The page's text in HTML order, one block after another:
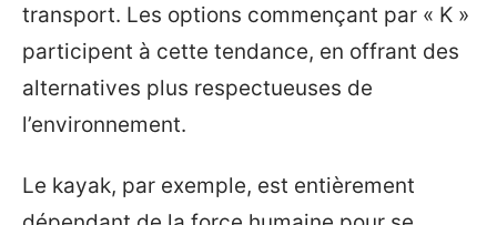
transport. Les options commençant par « K »
participent à cette tendance, en offrant des
alternatives plus respectueuses de
l’environnement.
Le kayak, par exemple, est entièrement